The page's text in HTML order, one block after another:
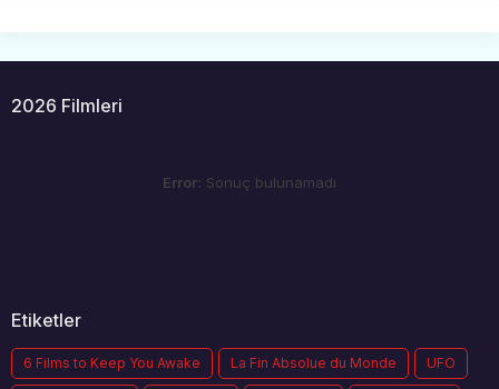
2026 Filmleri
Error: Sonuç bulunamadı
Etiketler
6 Films to Keep You Awake La Fin Absolue du Monde UFO